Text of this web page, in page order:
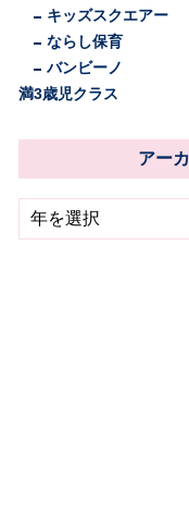
キッズスクエアー
ならし保育
バンビーノ
満3歳児クラス
アー